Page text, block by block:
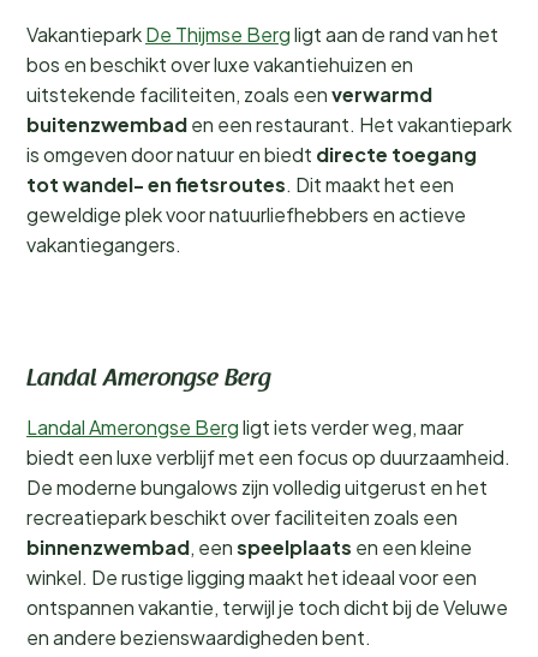
VakantieparkDe Thijmse Bergligt aan de rand van het
bos en beschikt over luxe vakantiehuizen en
uitstekende faciliteiten, zoals eenverwarmd
buitenzwembaden een restaurant. Het vakantiepark
is omgeven door natuur en biedt directe toegang
tot wandel- en fietsroutes. Dit maakt het een
geweldige plek voor natuurliefhebbers en actieve
vakantiegangers.
Landal Amerongse Berg
Landal Amerongse Bergligt iets verder weg, maar
biedt een luxe verblijf met een focus op duurzaamheid.
De moderne bungalows zijn volledig uitgerust en het
recreatiepark beschikt over faciliteiten zoals een
binnenzwembad, eenspeelplaats en een kleine
winkel. De rustige ligging maakt het ideaal voor een
ontspannen vakantie, terwijl je toch dicht bij de Veluwe
en andere bezienswaardigheden bent.